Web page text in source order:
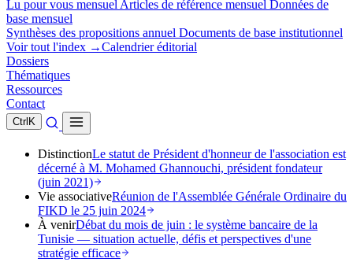
Lu pour vous mensuel Articles de référence mensuel Données de
base mensuel
Synthèses des propositions annuel Documents de base institutionnel
Voir tout l'index →Calendrier éditorial
Dossiers
Thématiques
Ressources
Contact
Ctrl K
DistinctionLe statut de Président d'honneur de l'association est
décerné à M. Mohamed Ghannouchi, président fondateur
(juin 2021)
Vie associativeRéunion de l'Assemblée Générale Ordinaire du
FIKD le 25 juin 2024
À venirDébat du mois de juin : le système bancaire de la
Tunisie — situation actuelle, défis et perspectives d'une
stratégie efficace